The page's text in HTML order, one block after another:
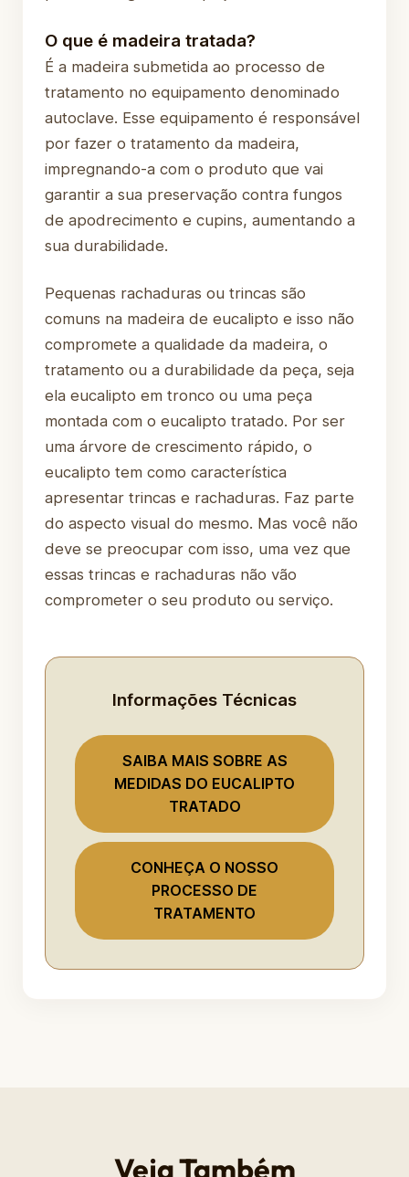
O que é madeira tratada?
É a madeira submetida ao processo de
tratamento no equipamento denominado
autoclave. Esse equipamento é responsável
por fazer o tratamento da madeira,
impregnando-a com o produto que vai
garantir a sua preservação contra fungos
de apodrecimento e cupins, aumentando a
sua durabilidade.
Pequenas rachaduras ou trincas são
comuns na madeira de eucalipto e isso não
compromete a qualidade da madeira, o
tratamento ou a durabilidade da peça, seja
ela eucalipto em tronco ou uma peça
montada com o eucalipto tratado. Por ser
uma árvore de crescimento rápido, o
eucalipto tem como característica
apresentar trincas e rachaduras. Faz parte
do aspecto visual do mesmo. Mas você não
deve se preocupar com isso, uma vez que
essas trincas e rachaduras não vão
comprometer o seu produto ou serviço.
Informações Técnicas
SAIBA MAIS SOBRE AS
MEDIDAS DO EUCALIPTO
TRATADO
CONHEÇA O NOSSO
PROCESSO DE
TRATAMENTO
Veja Também